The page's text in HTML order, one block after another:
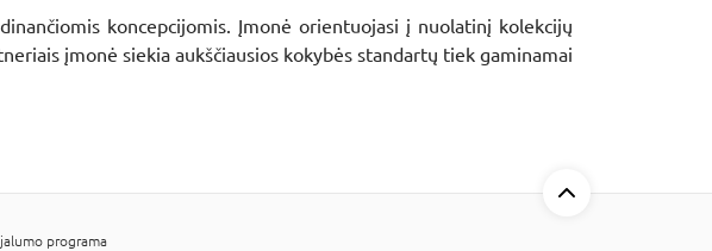
koncepcijomis. Įmonė orientuojasi į nuolatinį kolekcijų
įmonė siekia aukščiausios kokybės standartų tiek gaminamai
programa